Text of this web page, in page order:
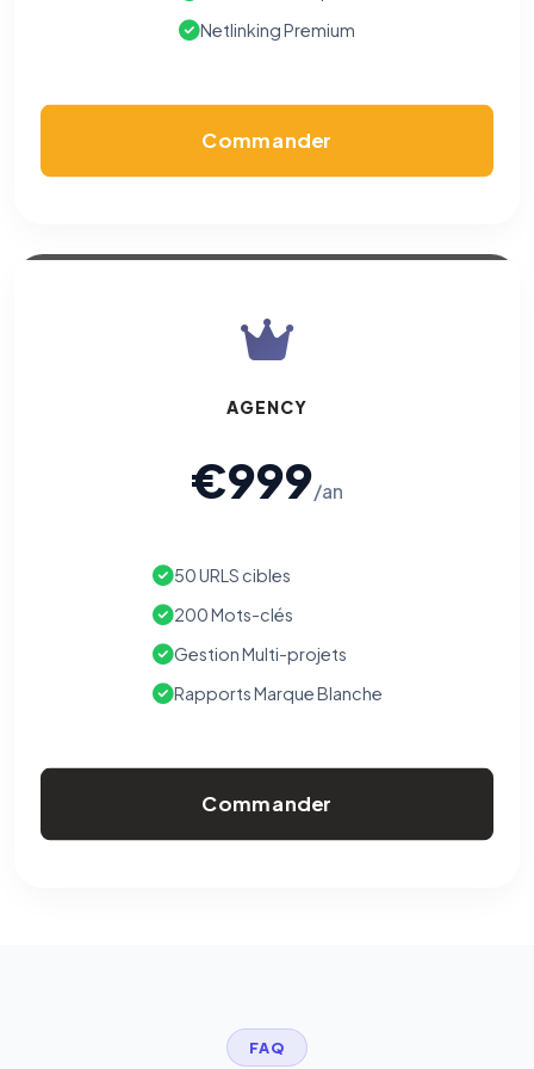
Netlinking Premium
Commander
AGENCY
€999/an
50 URLS cibles
200 Mots-clés
Gestion Multi-projets
Rapports Marque Blanche
Commander
FAQ